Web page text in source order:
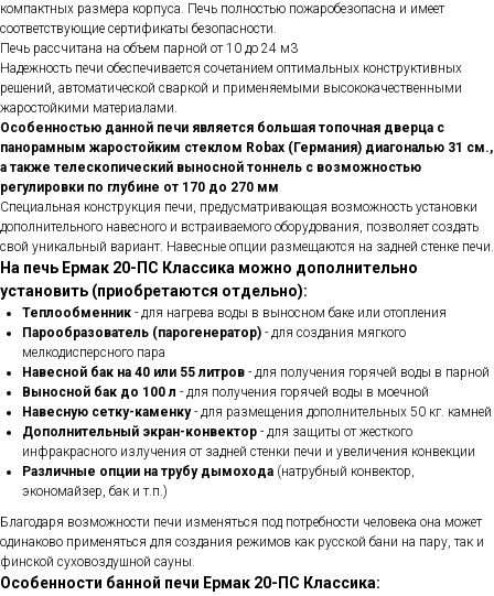
компактных размера корпуса. Печь полностью пожаробезопасна и имеет
соответствующие сертификаты безопасности.
Печь рассчитана на объем парной от 10 до 24 м3
Надежность печи обеспечивается сочетанием оптимальных конструктивных
решений, автоматической сваркой и применяемыми высококачественными
жаростойкими материалами.
Особенностью данной печи является большая топочная дверца с
панорамным жаростойким стеклом Robax (Германия) диагональю 31 см.,
а также телескопический выносной тоннель с возможностью
регулировки по глубине от 170 до 270 мм
Специальная конструкция печи, предусматривающая возможность установки
дополнительного навесного и встраиваемого оборудования, позволяет создать
свой уникальный вариант. Навесные опции размещаются на задней стенке печи.
На печь Ермак 20-ПС Классика можно дополнительно
установить (приобретаются отдельно):
Теплообменник - для нагрева воды в выносном баке или отопления
Парообразователь (парогенератор) - для создания мягкого
мелкодисперсного пара
Навесной бак на 40 или 55 литров - для получения горячей воды в парной
Выносной бак до 100 л - для получения горячей воды в моечной
Навесную сетку-каменку- для размещения дополнительных 50 кг. камней
Дополнительный экран-конвектор - для защиты от жесткого
инфракрасного излучения от задней стенки печи и увеличения конвекции
Различные опции на трубу дымохода (натрубный конвектор,
экономайзер, бак и т.п.)
Благодаря возможности печи изменяться под потребности человека она может
одинаково применяться для создания режимов как русской бани на пару, так и
финской суховоздушной сауны.
Особенности банной печи Ермак 20-ПС Классика: